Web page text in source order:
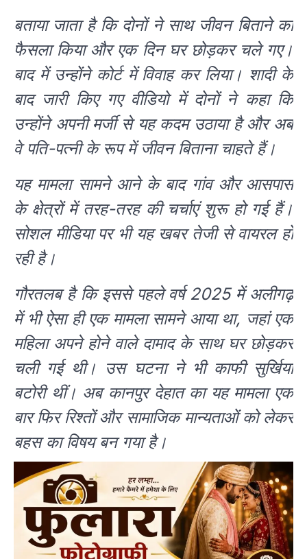
बताया जाता है कि दोनों ने साथ जीवन बिताने का
फैसला किया और एक दिन घर छोड़कर चले गए।
बाद में उन्होंने कोर्ट में विवाह कर लिया। शादी के
बाद जारी किए गए वीडियो में दोनों ने कहा कि
उन्होंने अपनी मर्जी से यह कदम उठाया है और अब
वे पति-पत्नी के रूप में जीवन बिताना चाहते हैं।
यह मामला सामने आने के बाद गांव और आसपास
के क्षेत्रों में तरह-तरह की चर्चाएं शुरू हो गई हैं।
सोशल मीडिया पर भी यह खबर तेजी से वायरल हो
रही है।
गौरतलब है कि इससे पहले वर्ष 2025 में अलीगढ़
में भी ऐसा ही एक मामला सामने आया था, जहां एक
महिला अपने होने वाले दामाद के साथ घर छोड़कर
चली गई थी। उस घटना ने भी काफी सुर्खियां
बटोरी थीं। अब कानपुर देहात का यह मामला एक
बार फिर रिश्तों और सामाजिक मान्यताओं को लेकर
बहस का विषय बन गया है।